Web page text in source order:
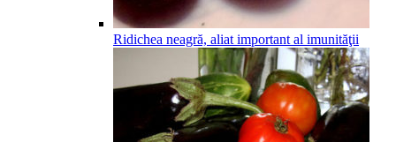
Ridichea neagră, aliat important al imunităţii